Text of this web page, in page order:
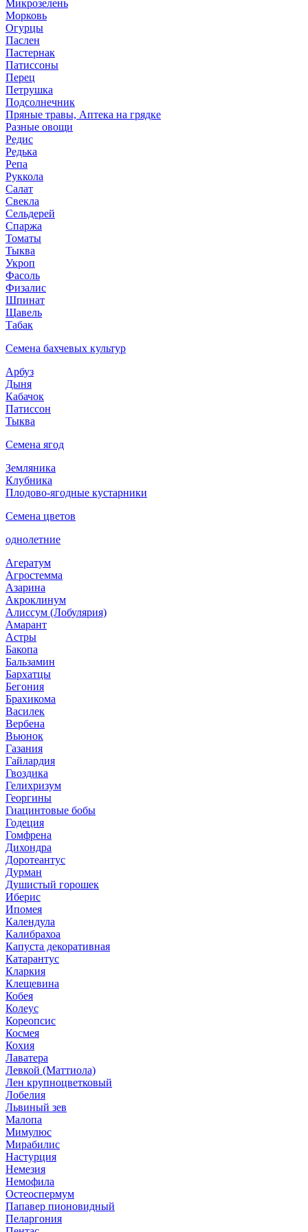
Микрозелень
Морковь
Огурцы
Паслен
Пастернак
Патиссоны
Перец
Петрушка
Подсолнечник
Пряные травы, Аптека на грядке
Разные овощи
Редис
Редька
Репа
Руккола
Салат
Свекла
Сельдерей
Спаржа
Томаты
Тыква
Укроп
Фасоль
Физалис
Шпинат
Щавель
Табак
Семена бахчевых культур
Арбуз
Дыня
Кабачок
Патиссон
Тыква
Семена ягод
Земляника
Клубника
Плодово-ягодные кустарники
Семена цветов
однолетние
Агератум
Агростемма
Азарина
Акроклинум
Алиссум (Лобулярия)
Амарант
Астры
Бакопа
Бальзамин
Бархатцы
Бегония
Брахикома
Василек
Вербена
Вьюнок
Газания
Гайлардия
Гвоздика
Гелихризум
Георгины
Гиацинтовые бобы
Годеция
Гомфрена
Дихондра
Доротеантус
Дурман
Душистый горошек
Иберис
Ипомея
Календула
Калибрахоа
Капуста декоративная
Катарантус
Кларкия
Клещевина
Кобея
Колеус
Кореопсис
Космея
Кохия
Лаватера
Левкой (Маттиола)
Лен крупноцветковый
Лобелия
Львиный зев
Малопа
Мимулюс
Мирабилис
Настурция
Немезия
Немофила
Остеоспермум
Папавер пионовидный
Пеларгония